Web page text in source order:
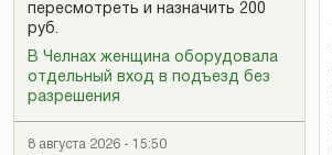
пересмотреть и назначить 200
руб.
В Челнах женщина оборудовала
отдельный вход в подъезд без
разрешения
8 августа 2026 - 15:50